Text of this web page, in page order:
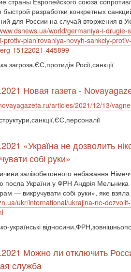
разработки конкретных
для России на случай вторжения в
world/germaniya-i-drugie-
protiv-planirovaniya-novyh-sankciy-
15122021-445899
загроза,ЄС,протидія Росії,санкції
Новая газета -
articles/2021/12/13/
«Україна не дозволить
собі руки»
залізобетонного небажання
посла України у ФРН Андрія
— викручувати собі руки», яке
ukr/international/ukrajina-ne-
українські
Можно ли отключить
служба